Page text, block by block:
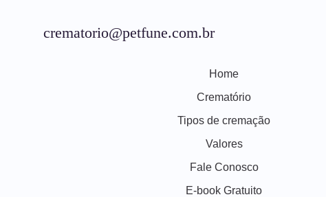
crematorio@petfune.com.br
Home
Crematório
Tipos de cremação
Valores
Fale Conosco
E-book Gratuito